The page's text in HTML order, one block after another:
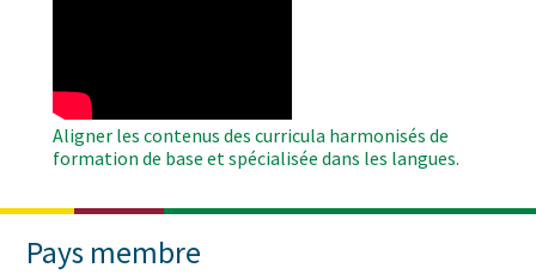
Aligner les contenus des curricula harmonisés de
formation de base et spécialisée dans les langues.
Pays membre